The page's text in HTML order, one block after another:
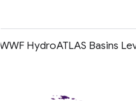
WWF HydroATLAS Basins